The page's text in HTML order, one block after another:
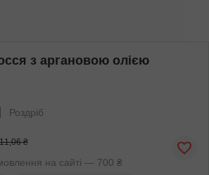
з аргановою олією
Роздріб
₴
на сайті — 700 ₴